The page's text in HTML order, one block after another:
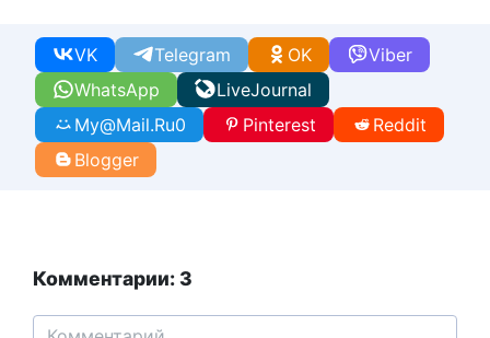
WhatsApp
VK Telegram Viber
OK
LiveJournal
My@Mail.Ru0 Pinterest
Reddit
Blogger
Комментарии: 3